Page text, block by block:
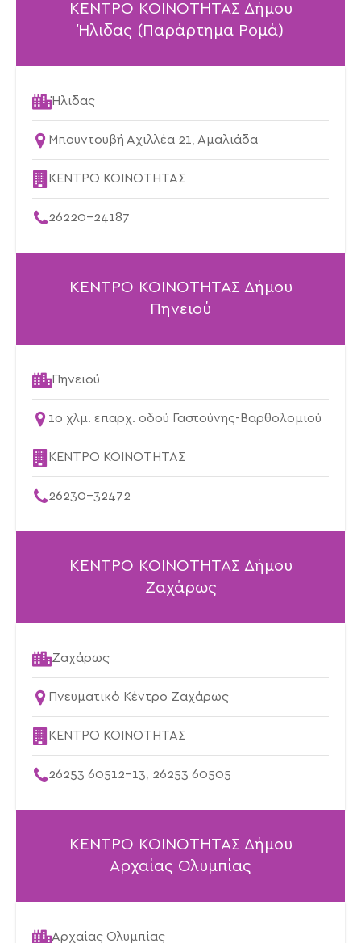
ΚΕΝΤΡΟ ΚΟΙΝΟΤΗΤΑΣ Δήμου
Ήλιδας (Παράρτημα Ρομά)
Ήλιδας
Μπουντουβή Αχιλλέα 21, Αμαλιάδα
ΚΕΝΤΡΟ ΚΟΙΝΟΤΗΤΑΣ
26220-24187
ΚΕΝΤΡΟ ΚΟΙΝΟΤΗΤΑΣ Δήμου
Πηνειού
Πηνειού
1ο χλμ. επαρχ. οδού Γαστούνης-Βαρθολομιού
ΚΕΝΤΡΟ ΚΟΙΝΟΤΗΤΑΣ
26230-32472
ΚΕΝΤΡΟ ΚΟΙΝΟΤΗΤΑΣ Δήμου
Ζαχάρως
Ζαχάρως
Πνευματικό Κέντρο Ζαχάρως
ΚΕΝΤΡΟ ΚΟΙΝΟΤΗΤΑΣ
26253 60512-13, 26253 60505
ΚΕΝΤΡΟ ΚΟΙΝΟΤΗΤΑΣ Δήμου
Αρχαίας Ολυμπίας
Αρχαίας Ολυμπίας